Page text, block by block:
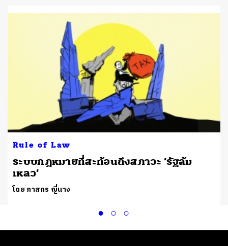
Rule of Law
ระบบกฎหมายที่สะท้อนถึงสภาวะ ‘รัฐล้ม
เหลว’
โดย ภาสกร ญี่นาง